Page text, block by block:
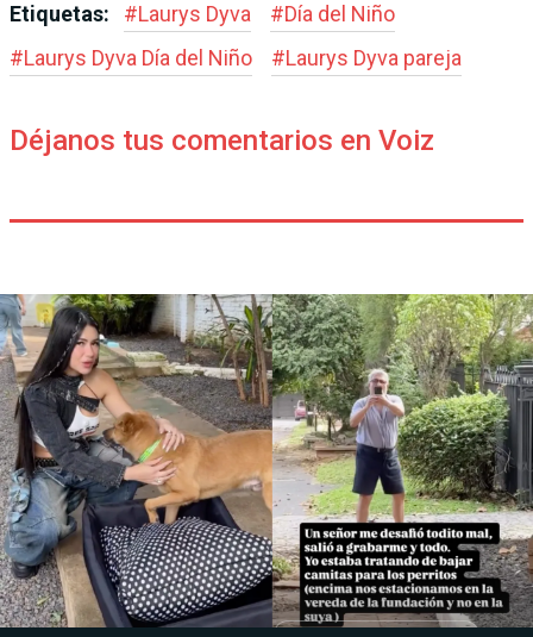
Etiquetas: #Laurys Dyva #Día del Niño
#Laurys Dyva Día del Niño #Laurys Dyva pareja
Déjanos tus comentarios en Voiz